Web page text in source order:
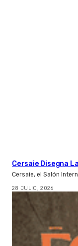
Cersaie Disegna
Cersaie, el Salón
28 JULIO, 2026